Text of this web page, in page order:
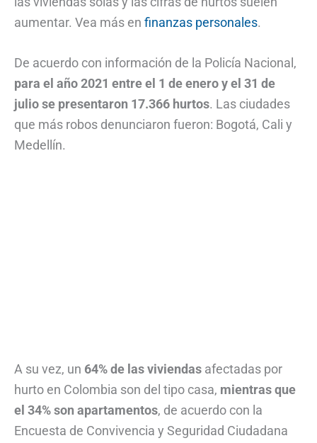
aumentar. Vea más en finanzas personales.
De acuerdo con información de la Policía Nacional,
para el año 2021 entre el 1 de enero y el 31 de
julio se presentaron 17.366 hurtos. Las ciudades
que más robos denunciaron fueron: Bogotá, Cali y
Medellín.
A su vez, un 64% de las viviendas afectadas por
hurto en Colombia son del tipo casa, mientras que
el 34% son apartamentos, de acuerdo con la
Encuesta de Convivencia y Seguridad Ciudadana